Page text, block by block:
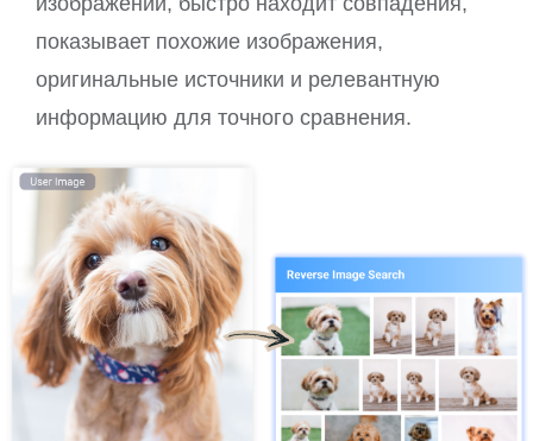
показывает похожие изображения,
оригинальные источники и релевантную
информацию для точного сравнения.